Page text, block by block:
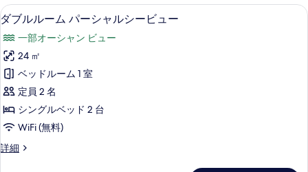
べ
て
の
写
真
を
表
示
ル
ー
ム
(Central
Location)
の
詳
細
ダ
ブ
ル
ル
ー
ム
パ
ー
シ
ダブルルーム パーシャルシービュー
6
ダブルルーム パーシャルシービュー
一部オーシャン ビュー
24 ㎡
ベッドルーム 1 室
定員 2 名
シングルベッド 2 台
WiFi (無料)
詳細
ダ